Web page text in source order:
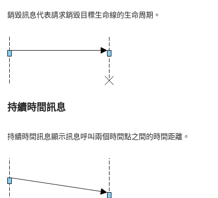
銷毀訊息代表請求銷毀目標生命線的生命周期。
持續時間訊息
持續時間訊息顯示訊息呼叫兩個時間點之間的時間距離。